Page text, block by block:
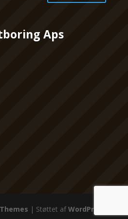
Aps
| Støttet afWordPress